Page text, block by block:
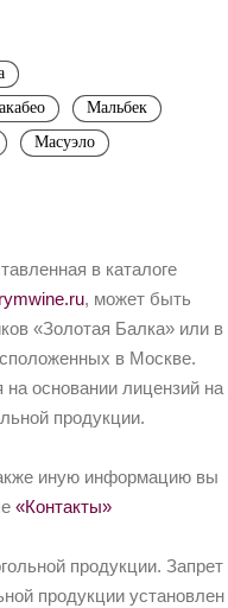
Мальбек
Масуэло
в каталоге
, может быть
«Золотая Балка» или в
в Москве.
основании лицензий на
продукции.
иную информацию вы
«Контакты»
продукции. Запрет
продукции установлен